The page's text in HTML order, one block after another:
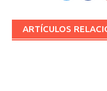
ARTÍCULOS